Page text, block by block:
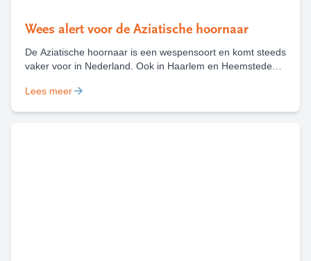
Wees alert voor de Aziatische hoornaar
De Aziatische hoornaar is een wespensoort en komt steeds
vaker voor in Nederland. Ook in Haarlem en Heemstede
gevonden en weggehaald. Het is belangrijk om een nest
Lees meer